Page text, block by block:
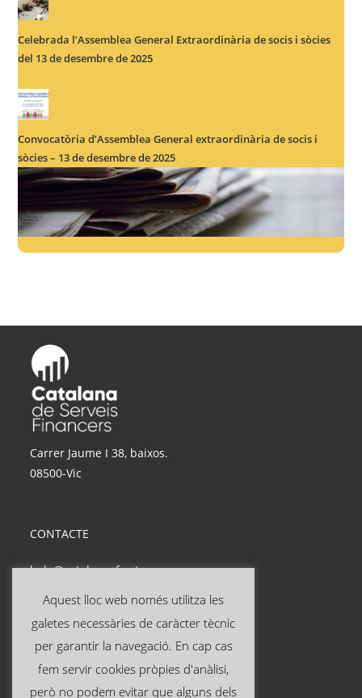
Celebrada l’Assemblea General Extraordinària de socis i sòcies
del 13 de desembre de 2025
Convocatòria d’Assemblea General extraordinària de socis i
sòcies – 13 de desembre de 2025
Carrer Jaume I 38, baixos.
08500-Vic
CONTACTE
hola@catalanasf.cat
Tel: 621 290 826
INFORMACIÓ ÚTIL
Avís legal
Aquest lloc web només utilitza les
galetes necessàries de caràcter tècnic
per garantir la navegació. En cap cas
fem servir cookies pròpies d'anàlisi,
però no podem evitar que alguns dels